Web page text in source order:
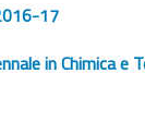
17
in Chimica e